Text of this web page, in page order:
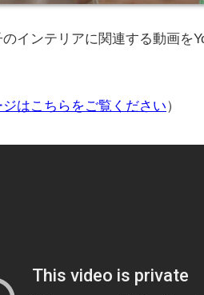
インテリアに関連する動画を
はこちらをご覧ください）